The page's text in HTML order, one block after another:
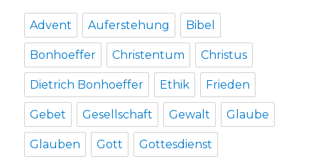
Advent Auferstehung Bibel
Bonhoeffer Christentum Christus
Dietrich Bonhoeffer Ethik Frieden
Gebet Gesellschaft Gewalt Glaube
Glauben Gott Gottesdienst